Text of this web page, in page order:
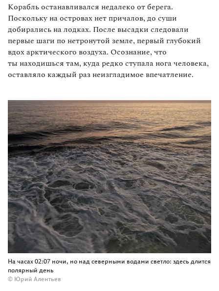
Корабль останавливался недалеко от берега.
Поскольку на островах нет причалов, до суши
добирались на лодках. После высадки следовали
первые шаги по нетронутой земле, первый глубокий
вдох арктического воздуха. Осознание, что
ты находишься там, куда редко ступала нога человека,
оставляло каждый раз неизгладимое впечатление.
На часах 02:07 ночи, но над северными водами светло: здесь длится
полярный день
© Юрий Алентьев